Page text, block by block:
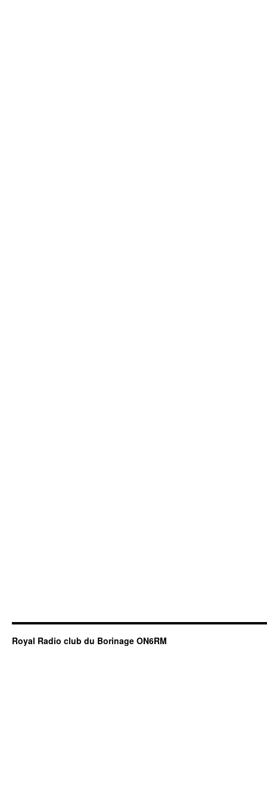
Royal Radio club du Borinage ON6RM